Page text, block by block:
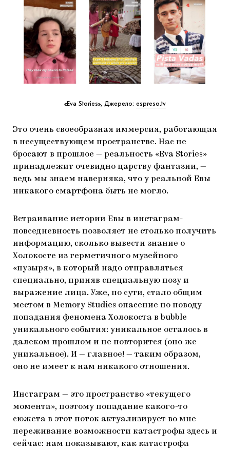
«Eva Stories», Джерело: espreso.tv
Это очень своеобразная иммерсия, работающая
в несуществующем пространстве. Нас не
бросают в прошлое — реальность «Eva Stories»
принадлежит очевидно царству фантазии, —
ведь мы знаем наверняка, что у реальной Евы
никакого смартфона быть не могло.
Встраивание истории Евы в инстаграм-
повседневность позволяет не столько получить
информацию, сколько вывести знание о
Холокосте из герметичного музейного
«пузыря», в который надо отправляться
специально, приняв специальную позу и
выражение лица. Уже, по сути, стало общим
местом в Memory Studies опасение по поводу
попадания феномена Холокоста в bubble
уникального события: уникальное осталось в
далеком прошлом и не повторится (оно же
уникальное). И — главное! — таким образом,
оно не имеет к нам никакого отношения.
Инстаграм — это пространство «текущего
момента», поэтому попадание какого-то
сюжета в этот поток актуализирует во мне
переживание возможности катастрофы здесь и
сейчас: нам показывают, как катастрофа